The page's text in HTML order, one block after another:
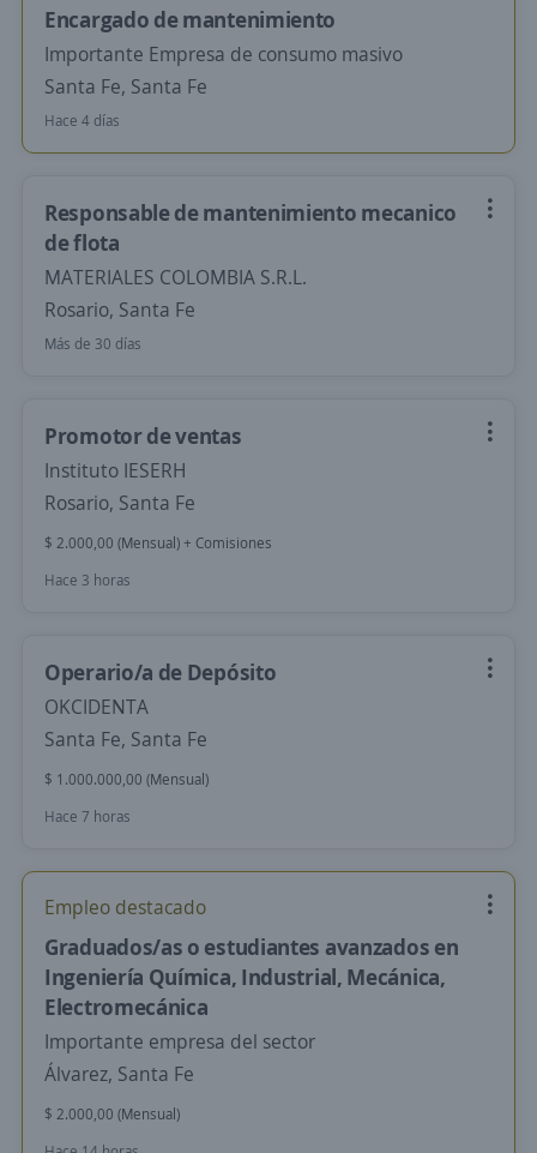
Encargado de mantenimiento
Importante Empresa de consumo masivo
Santa Fe, Santa Fe
Hace 4 días
Responsable de mantenimiento mecanico
de flota
MATERIALES COLOMBIA S.R.L.
Rosario, Santa Fe
Más de 30 días
Promotor de ventas
Instituto IESERH
Rosario, Santa Fe
$ 2.000,00 (Mensual) + Comisiones
Hace 3 horas
Operario/a de Depósito
OKCIDENTA
Santa Fe, Santa Fe
$ 1.000.000,00 (Mensual)
Hace 7 horas
Empleo destacado
Graduados/as o estudiantes avanzados en
Ingeniería Química, Industrial, Mecánica,
Electromecánica
Importante empresa del sector
Álvarez, Santa Fe
$ 2.000,00 (Mensual)